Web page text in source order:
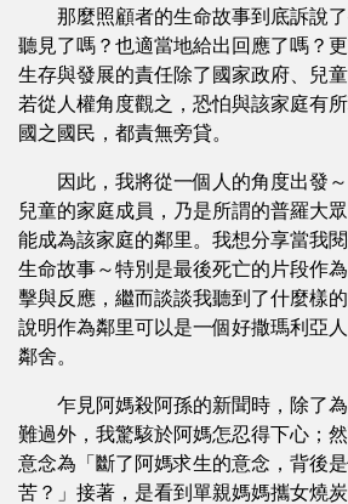
那麼照顧者的生命故事到底訴說了
聽見了嗎？也適當地給出回應了嗎？
生存與發展的責任除了國家政府、兒
若從人權角度觀之，恐怕與該家庭有
國之國民，都責無旁貸。
因此，我將從一個人的角度出發～
兒童的家庭成員，乃是所謂的普羅大
能成為該家庭的鄰里。我想分享當我
生命故事～特別是最後死亡的片段作
擊與反應，繼而談談我聽到了什麼樣
說明作為鄰里可以是一個好撒瑪利亞
鄰舍。
乍見阿媽殺阿孫的新聞時，除了為
難過外，我驚駭於阿媽怎忍得下心；
意念為「斷了阿媽求生的意念，背後
苦？」接著，是看到單親媽媽攜女燒